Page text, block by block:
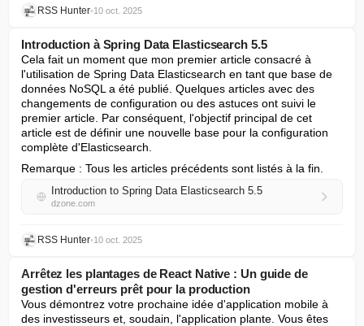
RSS Hunter•10 oct. 2025
Introduction à Spring Data Elasticsearch 5.5
Cela fait un moment que mon premier article consacré à
l'utilisation de Spring Data Elasticsearch en tant que base de
données NoSQL a été publié. Quelques articles avec des
changements de configuration ou des astuces ont suivi le
premier article. Par conséquent, l'objectif principal de cet
article est de définir une nouvelle base pour la configuration
complète d'Elasticsearch.
Remarque : Tous les articles précédents sont listés à la fin.
Introduction to Spring Data Elasticsearch 5.5
dzone.com
RSS Hunter•10 oct. 2025
Arrêtez les plantages de React Native : Un guide de
gestion d'erreurs prêt pour la production
Vous démontrez votre prochaine idée d'application mobile à
des investisseurs et, soudain, l'application plante. Vous êtes